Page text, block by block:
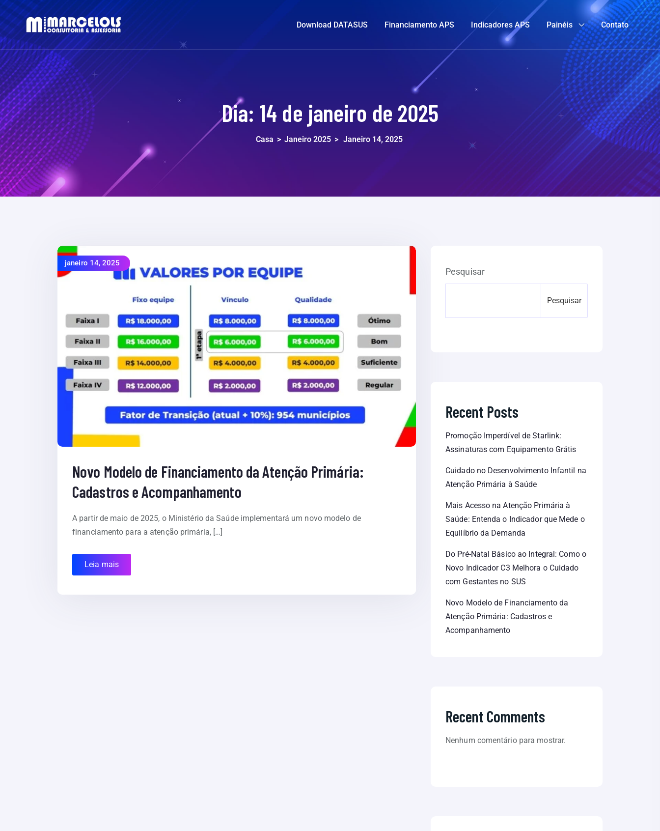
Download DATASUS Financiamento APS Indicadores APS Painéis Contato
Dia: 14 de janeiro de 2025
Casa > Janeiro 2025 > Janeiro 14, 2025
janeiro 14, 2025
Novo Modelo de Financiamento da Atenção Primária:
Cadastros e Acompanhamento
A partir de maio de 2025, o Ministério da Saúde implementará um novo modelo de
financiamento para a atenção primária, […]
Leia mais
Pesquisar
Pesquisar
Recent Posts
Promoção Imperdível de Starlink:
Assinaturas com Equipamento Grátis
Cuidado no Desenvolvimento Infantil na
Atenção Primária à Saúde
Mais Acesso na Atenção Primária à
Saúde: Entenda o Indicador que Mede o
Equilíbrio da Demanda
Do Pré-Natal Básico ao Integral: Como o
Novo Indicador C3 Melhora o Cuidado
com Gestantes no SUS
Novo Modelo de Financiamento da
Atenção Primária: Cadastros e
Acompanhamento
Recent Comments
Nenhum comentário para mostrar.